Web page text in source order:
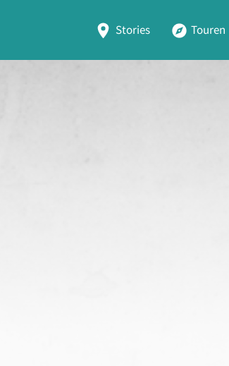
Stories Touren